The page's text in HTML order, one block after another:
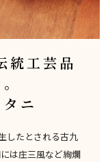
統工芸品
ニ
したとされる古九
は庄三風など絢爛